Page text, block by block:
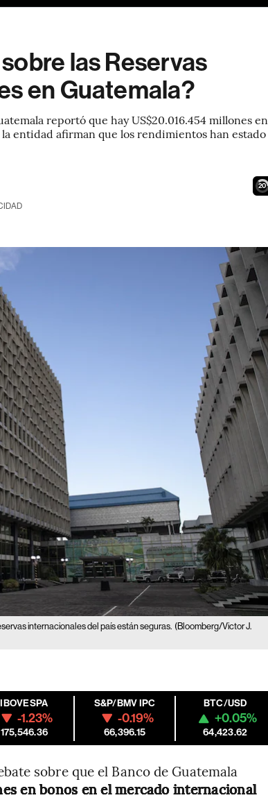
las Reservas
en Guatemala?
reportó que hay US$20.016.454 millones en
entidad afirman que los rendimientos han estado
19
internacionales del país están seguras. (Bloomberg/Victor J.
IBOVESPA
-1.23%
175,546.36
S&P/BMV IPC
-0.19%
66,396.15
BTC/USD
+0.05%
64,423.62
sobre que el Banco de Guatemala
en bonos en el mercado internacional